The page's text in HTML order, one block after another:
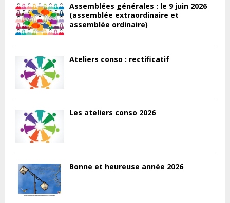
Assemblées générales : le 9 juin 2026
(assemblée extraordinaire et
assemblée ordinaire)
Ateliers conso : rectificatif
Les ateliers conso 2026
Bonne et heureuse année 2026